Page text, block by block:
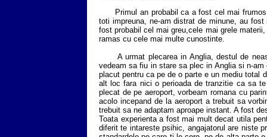
Primul an probabil ca a fost cel mai frumos
toti impreuna, ne-am distrat de minune, au
fost probabil cel mai greu,cele mai grele
ramas cu cele mai multe cunostinte.
A urmat plecarea in Anglia, destul de
vedeam sa fiu in stare sa plec in Anglia si n-
placut pentru ca pe de o parte e un mediu total
alt loc fara nici o perioada de tranzitie ca sa
plecat de pe aeroport, vorbeam romana cu
acolo incepand de la aeroport a trebuit sa
trebuit sa ne adaptam aproape instant. A fost
Toata experienta a fost mai mult decat utila
diferit te intareste psihic, angajatorul are niste